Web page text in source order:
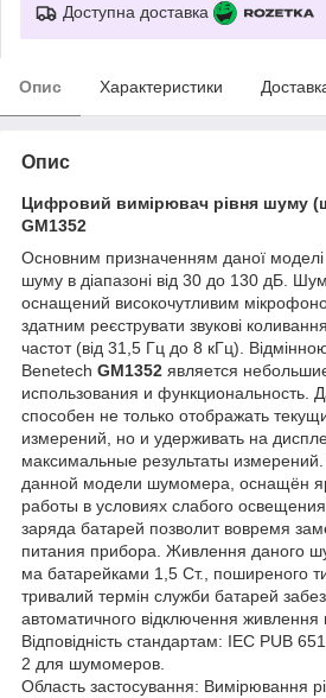
Доступна доставка
Опис Характеристики
Опис
Цифровий вимірювач рівня шуму
GM1352
Основним призначенням даної моделі
шуму в діапазоні від 30 до 130 дБ.
оснащений високочутливим
здатним реєструвати звукові
частот (від 31,5 Гц до 8 кГц).
Benetech GM1352 является
использования и
способен не только отображать
измерений, но и удерживать на
максимальные результаты
данной модели шумомера, оснащён
работы в условиях слабого
заряда батарей позволит вовремя
питания прибора. Живлення даного
ма батарейками 1,5 Ст., поширеного
тривалий термін служби батарей
автоматичного відключення живлення
Відповідність стандартам: IEC PUB
2 для шумомеров.
Область застосування: Вимірювання